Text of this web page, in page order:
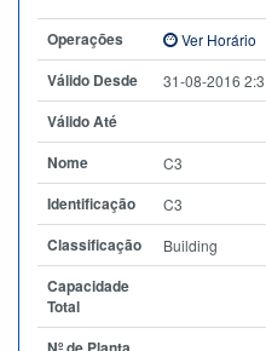
Operações Ver Horário
Válido Desde 31-08-2016
Válido Até
Nome
C3
Identificação C3
Classificação Building
Capacidade
Total